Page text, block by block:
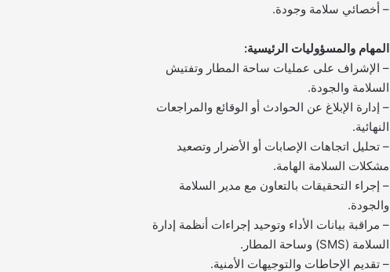
– أخصائي سلامة وجودة.
المهام والمسؤوليات الرئيسية:
– الإشراف على عمليات ساحة المطار وتفتيش
السلامة والجودة.
– إدارة الإبلاغ عن الحوادث أو الوقائع والمراجعات
النهائية.
– تحليل اتجاهات الإصابات أو الأضرار وتصعيد
مشكلات السلامة الهامة.
– إجراء التحقيقات بالتعاون مع مدير السلامة
والجودة.
– مراقبة بيانات الأداء وتوحيد إجراءات أنظمة إدارة
السلامة (SMS) وساحة المطار.
– تقديم الإحاطات والتوجيهات الأمنية.